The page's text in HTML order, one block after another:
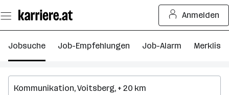
Seiteninhalt
springen
Anmelden
Jobsuche Job-Empfehlungen Job-Alarm Merkliste